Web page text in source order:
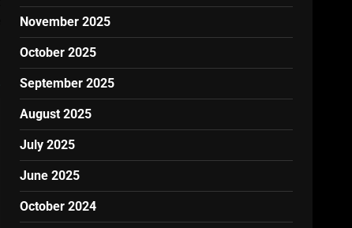
November 2025
October 2025
September 2025
August 2025
July 2025
June 2025
October 2024